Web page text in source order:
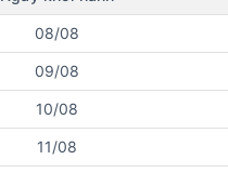
08/08
09/08
10/08
11/08